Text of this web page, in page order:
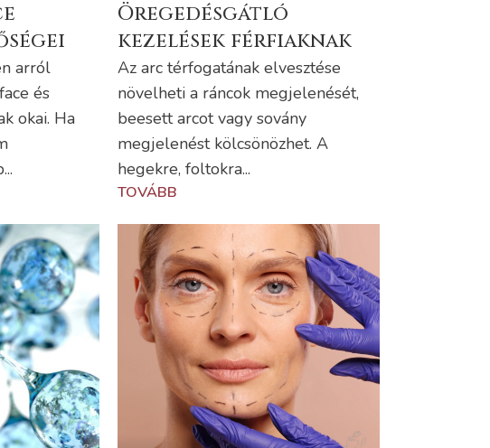
arról
és
okai. Ha
Öregedésgátló
kezelések férfiaknak
Az arc térfogatának elvesztése
növelheti a ráncok megjelenését,
beesett arcot vagy sovány
megjelenést kölcsönözhet. A
hegekre, foltokra...
TOVÁBB